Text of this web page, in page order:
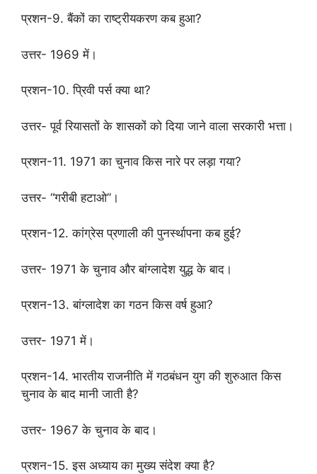
प्रशन-9. बैंकों का राष्ट्रीयकरण कब हुआ?
उत्तर- 1969 में।
प्रशन-10. प्रिवी पर्स क्या था?
उत्तर- पूर्व रियासतों के शासकों को दिया जाने वाला सरकारी भत्ता।
प्रशन-11. 1971 का चुनाव किस नारे पर लड़ा गया?
उत्तर- “गरीबी हटाओ”।
प्रशन-12. कांग्रेस प्रणाली की पुनर्स्थापना कब हुई?
उत्तर- 1971 के चुनाव और बांग्लादेश युद्ध के बाद।
प्रशन-13. बांग्लादेश का गठन किस वर्ष हुआ?
उत्तर- 1971 में।
प्रशन-14. भारतीय राजनीति में गठबंधन युग की शुरुआत किस
चुनाव के बाद मानी जाती है?
उत्तर- 1967 के चुनाव के बाद।
प्रशन-15. इस अध्याय का मुख्य संदेश क्या है?